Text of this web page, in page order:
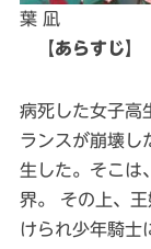
葉 凪
【あらすじ】
病死した女子高
ランスが崩壊し
生した。そこは
界。 その上、
けられ少年騎士